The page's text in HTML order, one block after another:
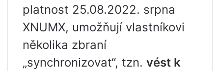
platnost 25.08.2022. srpna
XNUMX, umožňují vlastníkovi
několika zbraní
„synchronizovat“, tzn. vést k